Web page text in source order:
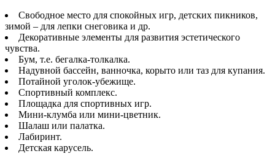
Свободное место для спокойных игр, детских пикников,
зимой – для лепки снеговика и др.
Декоративные элементы для развития эстетического
чувства.
Бум, т.е. бегалка-толкалка.
Надувной бассейн, ванночка, корыто или таз для купания.
Потайной уголок-убежище.
Спортивный комплекс.
Площадка для спортивных игр.
Мини-клумба или мини-цветник.
Шалаш или палатка.
Лабиринт.
Детская карусель.